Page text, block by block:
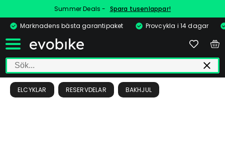
Summer Deals - Spara tusenlappar!
Marknadens bästa garantipaket
Provcykla i 14 dagar
ELCYKLAR RESERVDELAR BAKHJUL